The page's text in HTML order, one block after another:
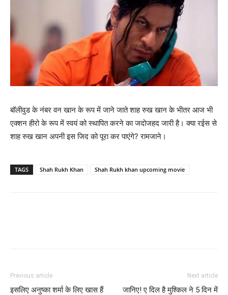
बॉलीवुड के नंबर वन खान के रूप में जाने जाते शाह रुख खान के भीतर आज भी
एक्‍शन हीरो के रूप में स्‍वयं को स्‍थापित करने का जदोजहद जारी है। क्‍या रईस से
शाह रुख खान अपनी इस जिद को पूरा कर पाएंगे? रामजाने।
TAGS Shah Rukh Khan Shah Rukh khan upcoming movie
Previous article
इसलिए अनुष्‍का शर्मा के लिए खास हैं
Next article
जानिए! ए दिल है मुश्‍किल ने 5 दिन में